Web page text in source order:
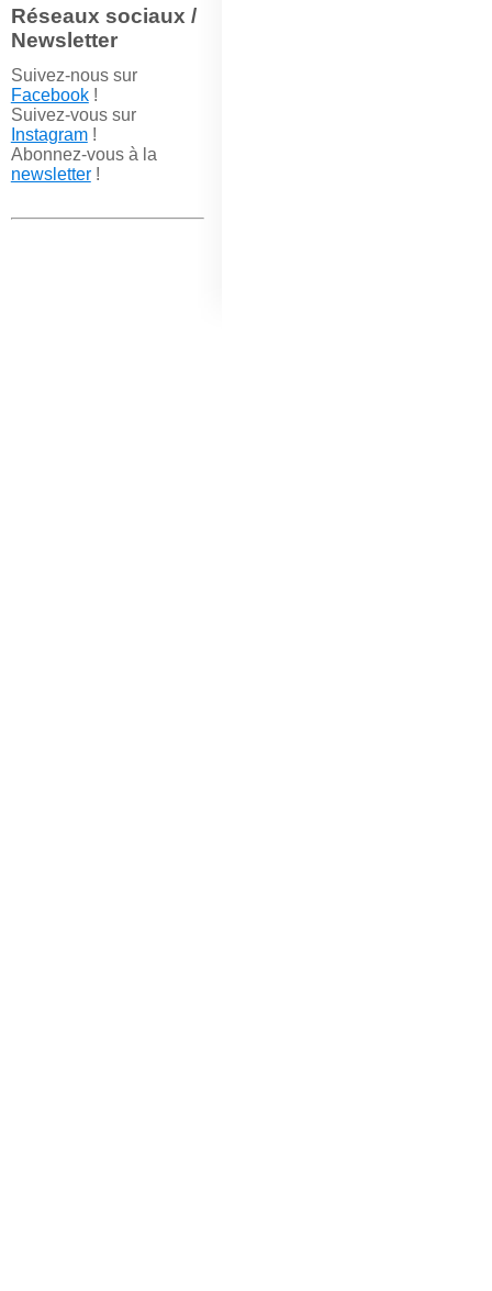
Réseaux sociaux /
Newsletter
Suivez-nous sur
Facebook!
Suivez-vous sur
Instagram!
Abonnez-vous à la
newsletter!